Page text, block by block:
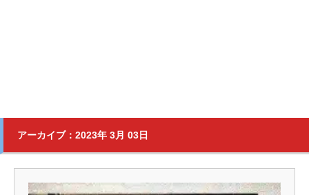
アーカイブ：2023年 3月 03日